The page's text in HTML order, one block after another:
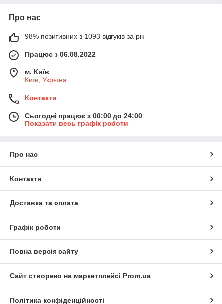
Про нас
98% позитивних з 1093 відгуків за рік
Працює з 06.08.2022
м. Київ
Київ, Україна
Контакти
Сьогодні працює з 00:00 до 24:00
Показати весь графік роботи
Про нас
Контакти
Доставка та оплата
Графік роботи
Повна версія сайту
Сайт створено на маркетплейсі Prom.ua
Політика конфіденційності